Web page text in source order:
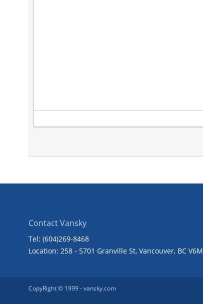
Contact Vansky
Tel: (604)269-8468
Location: 258 - 5701 Granville St, Vancouver, BC
CopyRight © 1999 -vansky.com